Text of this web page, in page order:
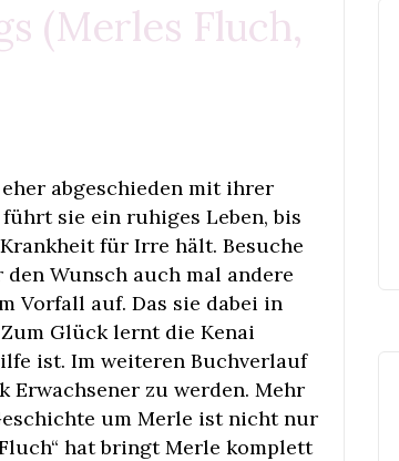
(Merles Fluch,
abgeschieden mit ihrer
sie ein ruhiges Leben, bis
für Irre hält. Besuche
Wunsch auch mal andere
Vorfall auf. Das sie dabei in
Glück lernt die Kenai
ist. Im weiteren Buchverlauf
zu werden. Mehr
um Merle ist nicht nur
hat bringt Merle komplett